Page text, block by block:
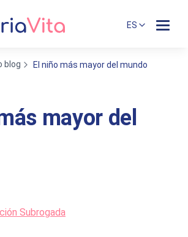
ES
blog El niño más mayor del mundo
mayor del
Subrogada